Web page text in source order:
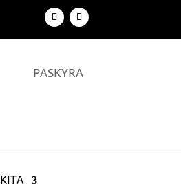
PASKYRA
KITA